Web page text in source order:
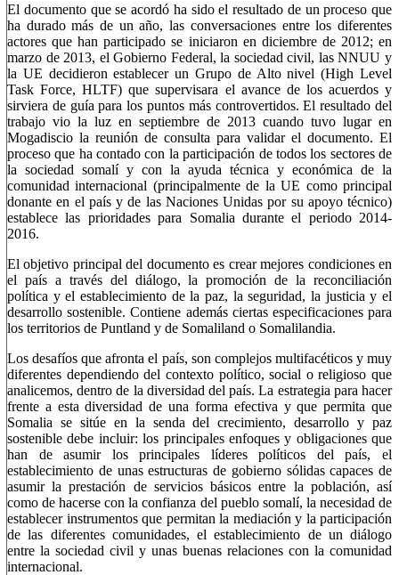
El documento que se acordó ha sido el resultado de un proceso que
ha durado más de un año, las conversaciones entre los diferentes
actores que han participado se iniciaron en diciembre de 2012; en
marzo de 2013, el Gobierno Federal, la sociedad civil, las NNUU y
la UE decidieron establecer un Grupo de Alto nivel (High Level
Task Force, HLTF) que supervisara el avance de los acuerdos y
sirviera de guía para los puntos más controvertidos. El resultado del
trabajo vio la luz en septiembre de 2013 cuando tuvo lugar en
Mogadiscio la reunión de consulta para validar el documento. El
proceso que ha contado con la participación de todos los sectores de
la sociedad somalí y con la ayuda técnica y económica de la
comunidad internacional (principalmente de la UE como principal
donante en el país y de las Naciones Unidas por su apoyo técnico)
establece las prioridades para Somalia durante el periodo 2014-
2016.
El objetivo principal del documento es crear mejores condiciones en
el país a través del diálogo, la promoción de la reconciliación
política y el establecimiento de la paz, la seguridad, la justicia y el
desarrollo sostenible. Contiene además ciertas especificaciones para
los territorios de Puntland y de Somaliland o Somalilandia.
Los desafíos que afronta el país, son complejos multifacéticos y muy
diferentes dependiendo del contexto político, social o religioso que
analicemos, dentro de la diversidad del país. La estrategia para hacer
frente a esta diversidad de una forma efectiva y que permita que
Somalia se sitúe en la senda del crecimiento, desarrollo y paz
sostenible debe incluir: los principales enfoques y obligaciones que
han de asumir los principales líderes políticos del país, el
establecimiento de unas estructuras de gobierno sólidas capaces de
asumir la prestación de servicios básicos entre la población, así
como de hacerse con la confianza del pueblo somalí, la necesidad de
establecer instrumentos que permitan la mediación y la participación
de las diferentes comunidades, el establecimiento de un diálogo
entre la sociedad civil y unas buenas relaciones con la comunidad
internacional.